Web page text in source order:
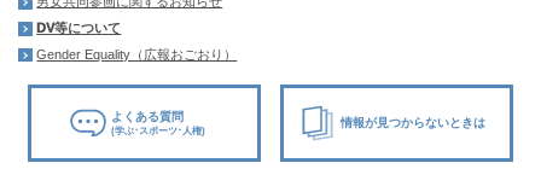
DV等について
Gender Equality（広報おごおり）
よくある質問
(学ぶ･スポーツ･人権)
情報が見つからないときは